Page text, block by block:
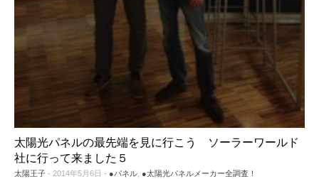
太陽光パネルの最先端を見に行こう ソーラーワールド
社に行って来ました５
太陽王子 - 2014年5月6日 - ●パネル ●太陽光パネルメーカー全調査！